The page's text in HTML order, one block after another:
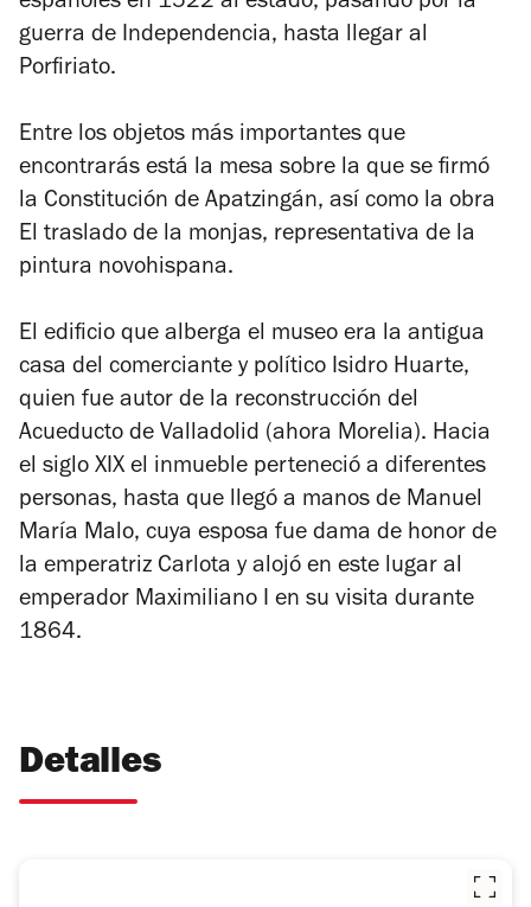
guerra de Independencia, hasta llegar al
Porfiriato.
Entre los objetos más importantes que
encontrarás está la mesa sobre la que se firmó
la Constitución de Apatzingán, así como la obra
El traslado de la monjas, representativa de la
pintura novohispana.
El edificio que alberga el museo era la antigua
casa del comerciante y político Isidro Huarte,
quien fue autor de la reconstrucción del
Acueducto de Valladolid (ahora Morelia). Hacia
el siglo XIX el inmueble perteneció a diferentes
personas, hasta que llegó a manos de Manuel
María Malo, cuya esposa fue dama de honor de
la emperatriz Carlota y alojó en este lugar al
emperador Maximiliano I en su visita durante
1864.
Detalles